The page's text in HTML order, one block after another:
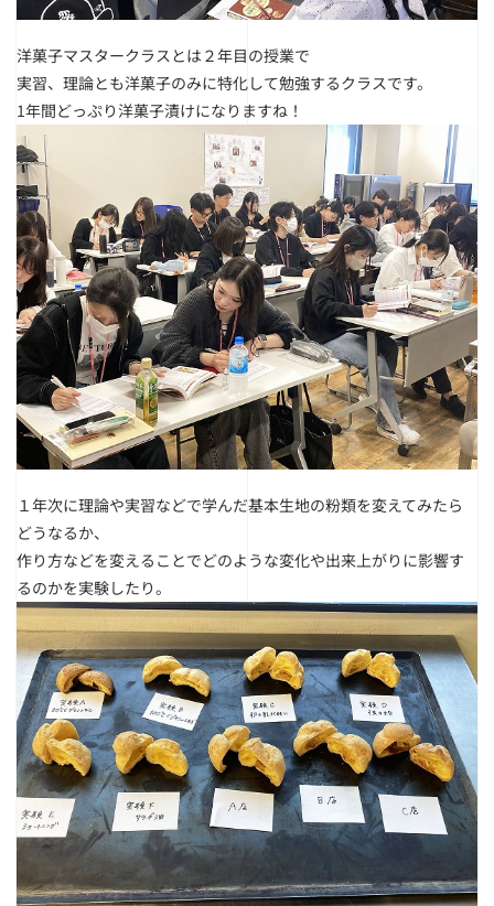
洋菓子マスタークラスとは２年目の授業で
実習、理論とも洋菓子のみに特化して勉強するクラスです。
1年間どっぷり洋菓子漬けになりますね！
１年次に理論や実習などで学んだ基本生地の粉類を変えてみたら
どうなるか、
作り方などを変えることでどのような変化や出来上がりに影響す
るのかを実験したり。